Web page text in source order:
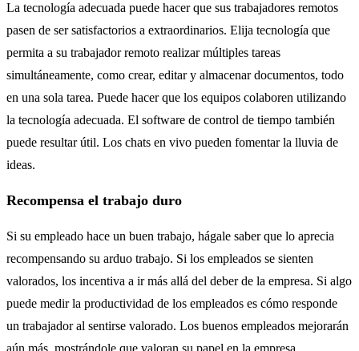
La tecnología adecuada puede hacer que sus trabajadores remotos
pasen de ser satisfactorios a extraordinarios. Elija tecnología que
permita a su trabajador remoto realizar múltiples tareas
simultáneamente, como crear, editar y almacenar documentos, todo
en una sola tarea. Puede hacer que los equipos colaboren utilizando
la tecnología adecuada. El software de control de tiempo también
puede resultar útil. Los chats en vivo pueden fomentar la lluvia de
ideas.
Recompensa el trabajo duro
Si su empleado hace un buen trabajo, hágale saber que lo aprecia
recompensando su arduo trabajo. Si los empleados se sienten
valorados, los incentiva a ir más allá del deber de la empresa. Si algo
puede medir la productividad de los empleados es cómo responde
un trabajador al sentirse valorado. Los buenos empleados mejorarán